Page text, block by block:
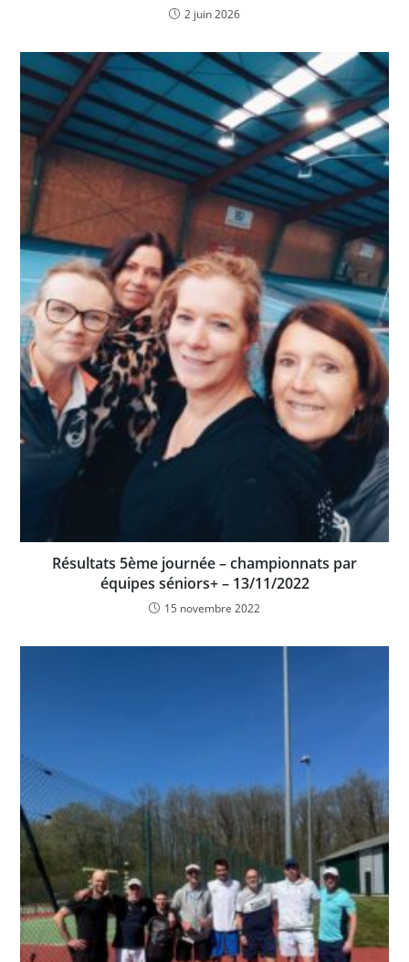
2 juin 2026
Résultats 5ème journée – championnats par
équipes séniors+ – 13/11/2022
15 novembre 2022